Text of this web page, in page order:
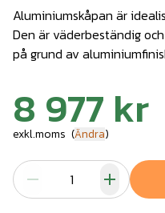
Aluminiumskåpan är
Den är väderbeständig
på grund av
8 977 kr
exkl.moms (Ändra)